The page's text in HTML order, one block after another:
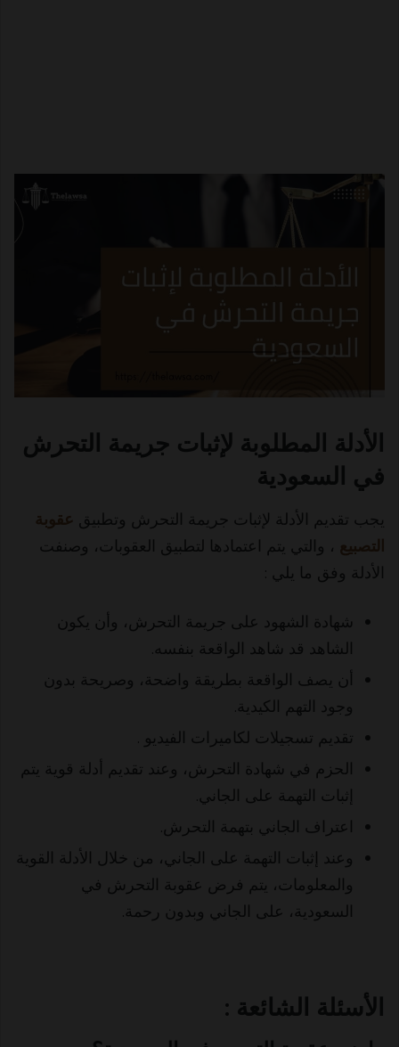
الأدلة المطلوبة لإثبات جريمة التحرش
في السعودية
يجب تقديم الأدلة لإثبات جريمة التحرش وتطبيق عقوبة
التصبيع ، والتي يتم اعتمادها لتطبيق العقوبات، وصنفت
الأدلة وفق ما يلي :
شهادة الشهود على جريمة التحرش، وأن يكون
الشاهد قد شاهد الواقعة بنفسه.
أن يصف الواقعة بطريقة واضحة، وصريحة بدون
وجود التهم الكيدية.
تقديم تسجيلات لكاميرات الفيديو .
الحزم في شهادة التحرش، وعند تقديم أدلة قوية يتم
إثبات التهمة على الجاني.
اعتراف الجاني بتهمة التحرش.
وعند إثبات التهمة على الجاني، من خلال الأدلة القوية
والمعلومات، يتم فرض عقوبة التحرش في
السعودية، على الجاني وبدون رحمة.
الأسئلة الشائعة :